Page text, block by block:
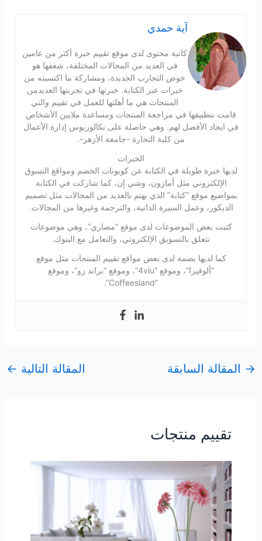
آية حمدي
كاتبة محتوى لدى موقع تقييم خبرة أكثر من عامين
في العديد من المجالات المختلفة، شغفها هو
خوض التجارب الجديدة، ومشاركة ما اكتسبته من
خبرات عبر الكتابة. خبرتها في تجربتها العديدمن
المنتجات هي ما أهلتها للعمل في تقييم والتي
قامت بتطبيقها في مراجعة المنتجات ومساعدة ملايين الأشخاص
في ايجاد الأفضل لهم. وهي حاصلة على بكالوريوس إدارة الأعمال
من كلية التجارة -جامعة الأزهر-.
الخبرات
لديها خبرة طويلة في الكتابة عن كوبونات الخصم ومواقع التسوق
الإلكتروني مثل أمازون، وشي إن، كما شاركت في الكتابة
بمواضيع موقع “كتابة” الذي يهتم بالعديد من المجالات مثل تصميم
الديكور، وعمل السيرة الذاتية، والترجمة وغيرها من المجالات.
كتبت بعض الموضوعات لدى موقع “مصاري”، وهي موضوعات
تتعلق بالتسويق الإلكتروني، والتعامل مع البنوك.
كما لديها بصمة لدى بعض مواقع تقييم المنتجات مثل موقع
“ألوفيرا”، وموقع “4viu”، وموقع “براند زو”، وموقع
“Coffeesland”.
→ المقالة السابقة المقالة التالية ←
تقييم منتجات